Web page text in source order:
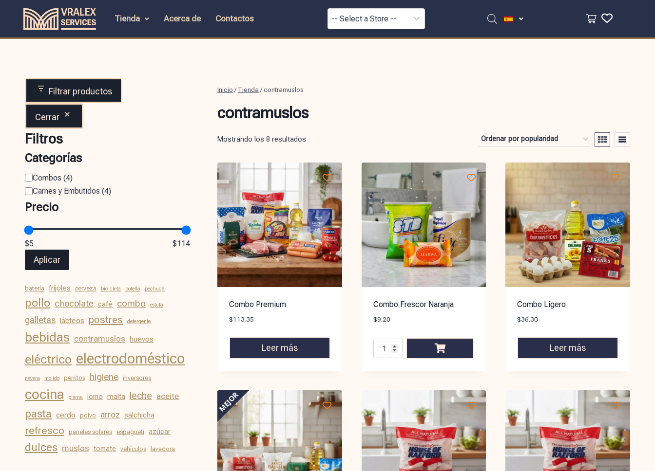
Tienda Acerca de Contactos
Inicio / Tienda /contramuslos
contramuslos
Mostrando los 8 resultados
Combo Premium
$113.35
Leer más
Combo Frescor Naranja
$9.20
Combo Ligero
$36.30
Leer más
MEJOR
Filtrar productos
Cerrar
Filtros
Categorías
Combos (4)
Carnes y Embutidos (4)
Precio
$5 $114
Aplicar
batería frijoles cerveza bicicleta botella pechuga
pollo chocolate café combo estufa
galletas lácteos postres detergente
bebidas contramuslos huevos
eléctrico electrodoméstico
nevera molido perritos higiene inversores
cocina pierna lomo malta leche aceite
pasta cerdo polvo arroz salchicha
refresco paneles solares espagueti azúcar
dulces muslos tomate vehículos lavadora